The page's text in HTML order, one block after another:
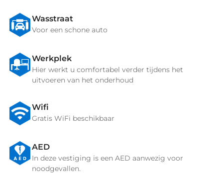
Wasstraat
Voor een schone auto
Werkplek
Hier werkt u comfortabel verder tijdens het
uitvoeren van het onderhoud
Wifi
Gratis WiFi beschikbaar
AED
In deze vestiging is een AED aanwezig voor
noodgevallen.